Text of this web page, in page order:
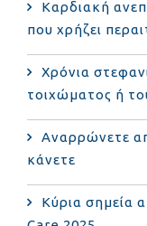
Καρδιακή
που χρήζει
Χρόνια
τοιχώματος ή
Αναρρώνετε
κάνετε
Κύρια σημεία